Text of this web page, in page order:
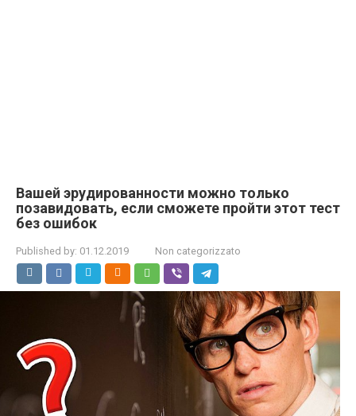
Вашей эрудированности можно только
позавидовать, если сможете пройти этот тест
без ошибок
Published by: 01.12.2019 Non categorizzato